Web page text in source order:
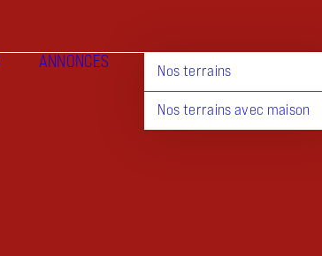
ANNONCES Nos terrains
Nos terrains avec maison